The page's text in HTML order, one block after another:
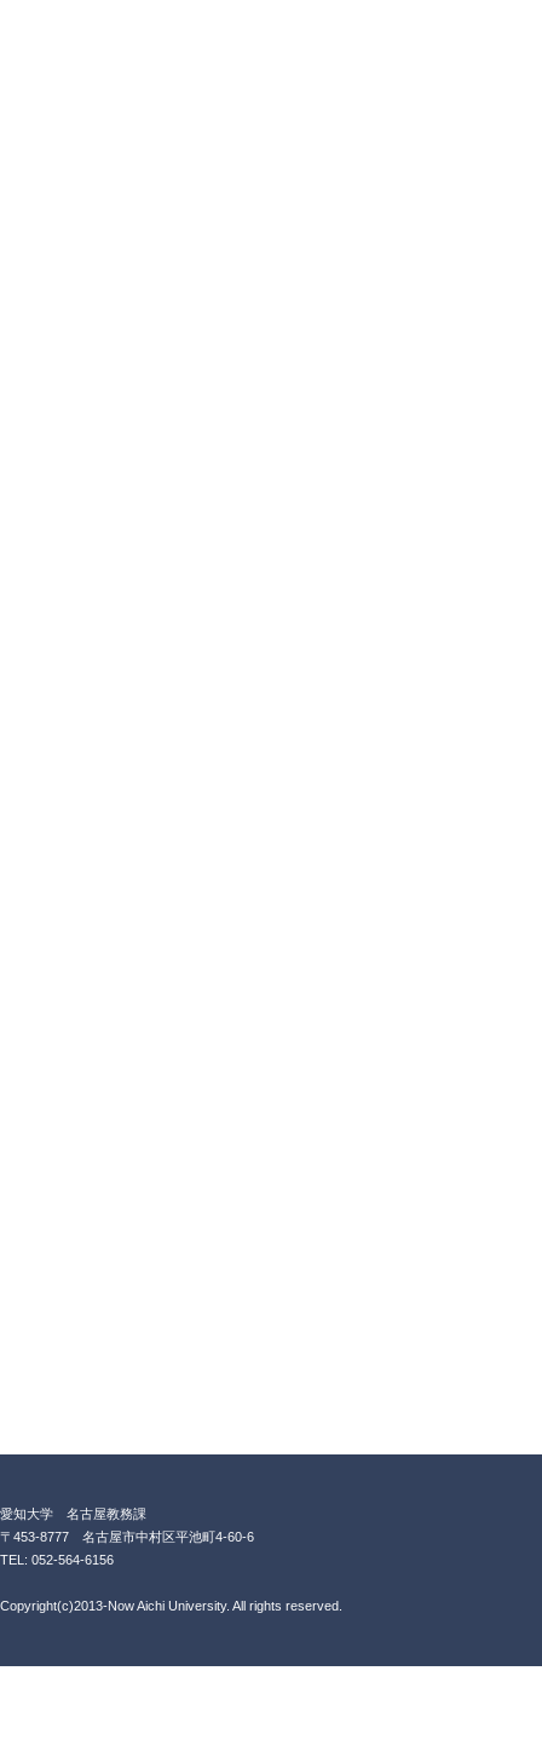
愛知大学 名古屋教務課
〒453-8777 名古屋市中村区平池町4-60-6
TEL: 052-564-6156
Copyright(c)2013-Now Aichi University. All rights reserved.